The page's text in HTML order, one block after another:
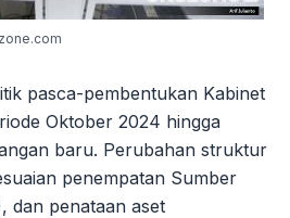
pasca-pembentukan Kabinet
Oktober 2024 hingga
baru. Perubahan struktur
penempatan Sumber
dan penataan aset